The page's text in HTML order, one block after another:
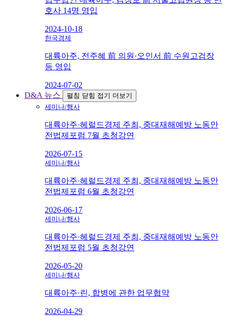
호사 14명 영입
2024-10-18
한국경제
대륙아주, 전주혜 前 의원·오인서 前 수원고검장
등 영입
2024-07-02
D&A 뉴스
펼침 닫힘 접기 더보기
세미나/행사
대륙아주·헤럴드경제 주최, 중대재해예방 노동안
전법제포럼 7월 초청강연
2026-07-15
세미나/행사
대륙아주·헤럴드경제 주최, 중대재해예방 노동안
전법제포럼 6월 초청강연
2026-06-17
세미나/행사
대륙아주·헤럴드경제 주최, 중대재해예방 노동안
전법제포럼 5월 초청강연
2026-05-20
세미나/행사
대륙아주·린, 합병에 관한 업무협약
2026-04-29